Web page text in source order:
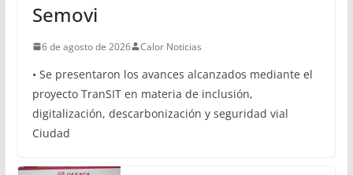
Semovi
6 de agosto de 2026 Calor Noticias
• Se presentaron los avances alcanzados mediante el
proyecto TranSIT en materia de inclusión,
digitalización, descarbonización y seguridad vial
Ciudad